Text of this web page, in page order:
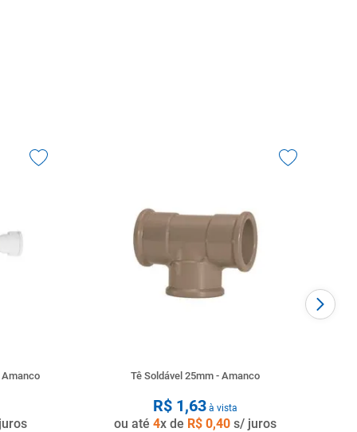
Amanco Tê Soldável 25mm - Amanco
R$ 1,63 à vista
ou até4x de R$ 0,40 s/ juros